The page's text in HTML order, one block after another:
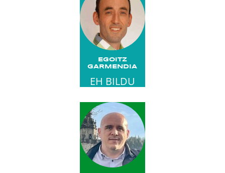
EGOITZ
GARMENDIA
EH BILDU